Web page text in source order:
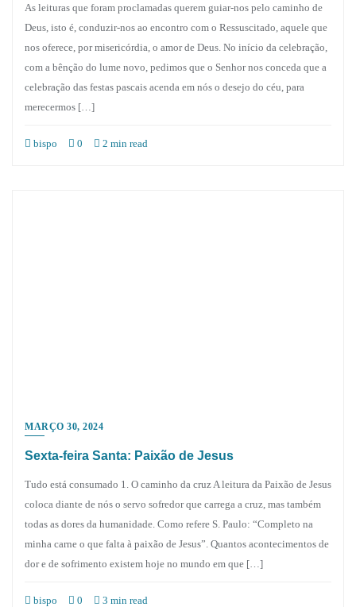
As leituras que foram proclamadas querem guiar-nos pelo caminho de
Deus, isto é, conduzir-nos ao encontro com o Ressuscitado, aquele que
nos oferece, por misericórdia, o amor de Deus. No início da celebração,
com a bênção do lume novo, pedimos que o Senhor nos conceda que a
celebração das festas pascais acenda em nós o desejo do céu, para
merecermos […]
bispo 0 2 min read
MARÇO 30, 2024
Sexta-feira Santa: Paixão de Jesus
Tudo está consumado 1. O caminho da cruz A leitura da Paixão de Jesus
coloca diante de nós o servo sofredor que carrega a cruz, mas também
todas as dores da humanidade. Como refere S. Paulo: “Completo na
minha carne o que falta à paixão de Jesus”. Quantos acontecimentos de
dor e de sofrimento existem hoje no mundo em que […]
bispo 0 3 min read